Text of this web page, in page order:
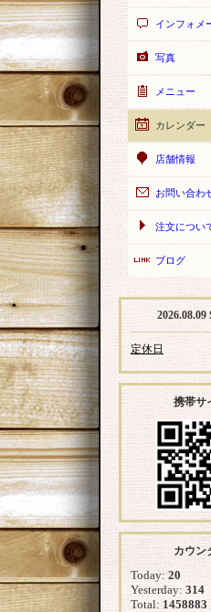
インフォメ
写真
メニュー
カレンダー
店舗情報
お問い合わ
注文につい
ブログ
2026.08.09
定休日
携帯サ
カウン
Today: 20
Yesterday: 314
Total: 1458883